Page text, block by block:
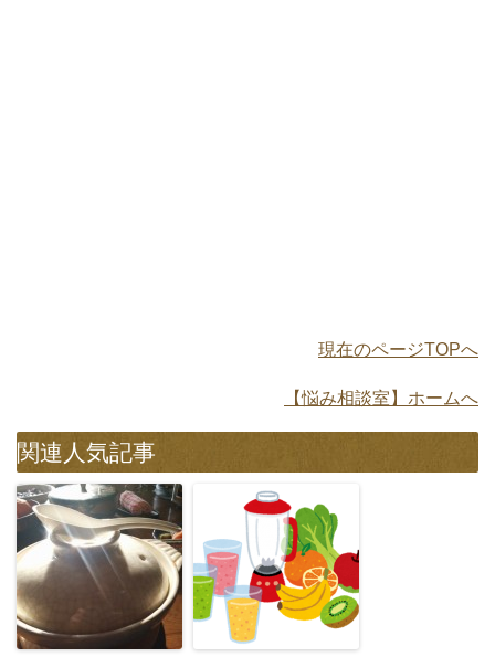
現在のページTOPへ
【悩み相談室】ホームへ
関連人気記事